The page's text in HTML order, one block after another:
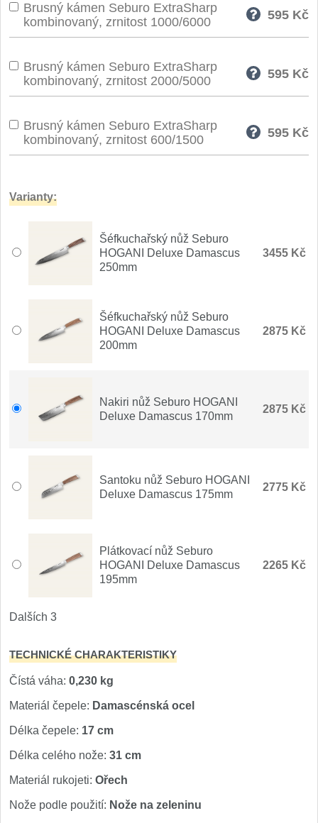
Brusný kámen Seburo ExtraSharp
kombinovaný, zrnitost 1000/6000
595 Kč
Brusný kámen Seburo ExtraSharp
kombinovaný, zrnitost 2000/5000
595 Kč
Brusný kámen Seburo ExtraSharp
kombinovaný, zrnitost 600/1500
595 Kč
Varianty:
Šéfkuchařský nůž Seburo
HOGANI Deluxe Damascus
250mm
3455 Kč
Šéfkuchařský nůž Seburo
HOGANI Deluxe Damascus
200mm
2875 Kč
Nakiri nůž Seburo HOGANI
Deluxe Damascus 170mm
2875 Kč
Santoku nůž Seburo HOGANI
Deluxe Damascus 175mm
2775 Kč
Plátkovací nůž Seburo
HOGANI Deluxe Damascus
195mm
2265 Kč
Dalších 3
TECHNICKÉ CHARAKTERISTIKY
Čístá váha: 0,230 kg
Materiál čepele: Damascénská ocel
Délka čepele: 17 cm
Délka celého nože: 31 cm
Materiál rukojeti: Ořech
Nože podle použití: Nože na zeleninu